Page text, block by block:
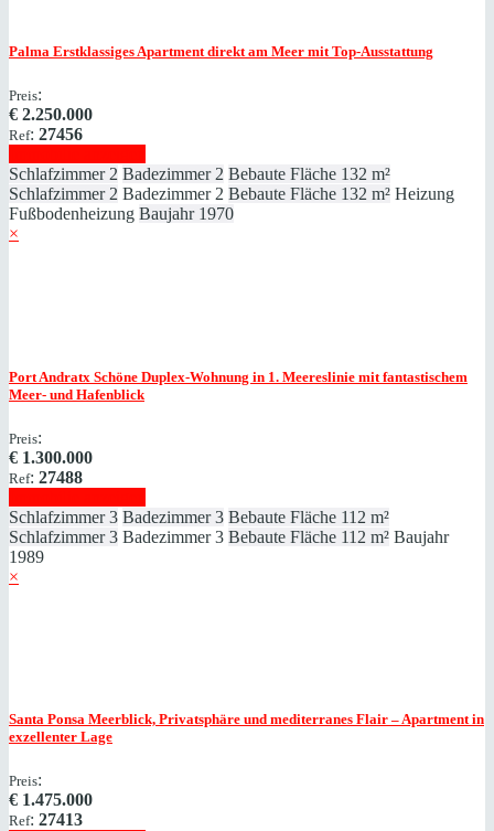
Palma Erstklassiges Apartment direkt am Meer mit Top-Ausstattung
Preis:
€ 2.250.000
Ref: 27456
Schlafzimmer 2 Badezimmer 2 Bebaute Fläche 132 m²
Schlafzimmer 2 Badezimmer 2 Bebaute Fläche 132 m² Heizung
Fußbodenheizung Baujahr 1970
×
Port Andratx Schöne Duplex-Wohnung in 1. Meereslinie mit fantastischem
Meer- und Hafenblick
Preis:
€ 1.300.000
Ref: 27488
Schlafzimmer 3 Badezimmer 3 Bebaute Fläche 112 m²
Schlafzimmer 3 Badezimmer 3 Bebaute Fläche 112 m² Baujahr
1989
×
Santa Ponsa Meerblick, Privatsphäre und mediterranes Flair – Apartment in
exzellenter Lage
Preis:
€ 1.475.000
Ref: 27413